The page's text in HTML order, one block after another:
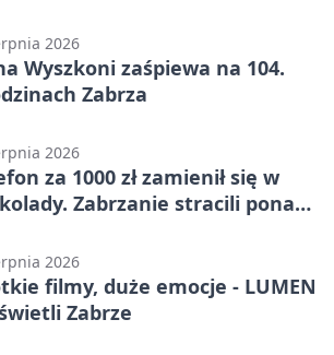
2026
Wyszkoni zaśpiewa na 104.
Zabrza
2026
za 1000 zł zamienił się w
Zabrzanie stracili ponad
2026
filmy, duże emocje - LUMEN
Zabrze